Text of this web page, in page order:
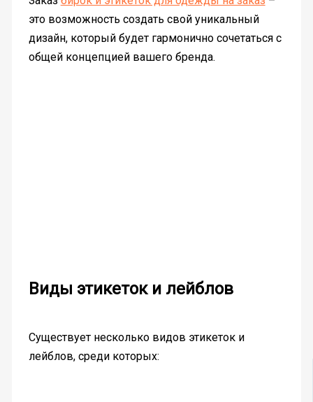
это возможность создать свой уникальный
дизайн, который будет гармонично сочетаться с
общей концепцией вашего бренда.
Виды этикеток и лейблов
Существует несколько видов этикеток и
лейблов, среди которых: